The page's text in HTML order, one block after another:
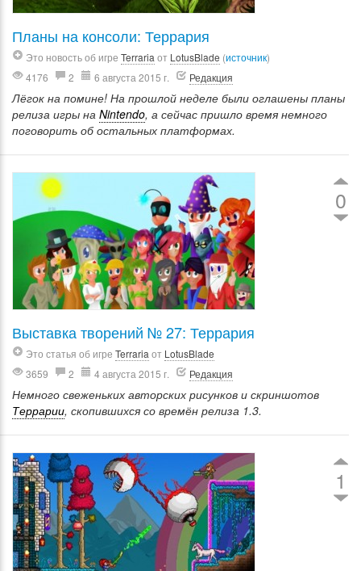
Планы на консоли: Террария
Это новость об игре Terraria от LotusBlade (источник)
4176
2 6 августа 2015 г. Редакция
Лёгок на помине! На прошлой неделе были оглашены планы
релиза игры на Nintendo, а сейчас пришло время немного
поговорить об остальных платформах.
0
Выставка творений № 27: Террария
Это статья об игре Terraria от LotusBlade
3659
2 4 августа 2015 г. Редакция
Немного свеженьких авторских рисунков и скриншотов
Террарии, скопившихся со времён релиза 1.3.
1